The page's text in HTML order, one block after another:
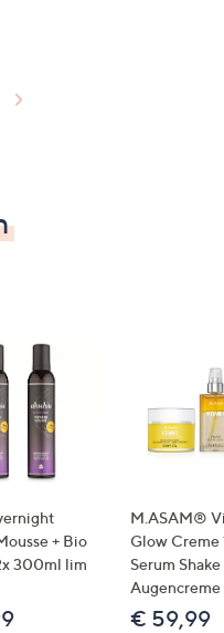
+ Bio
300ml lim
M.ASAM®
Glow Creme
Serum
€ 59,99